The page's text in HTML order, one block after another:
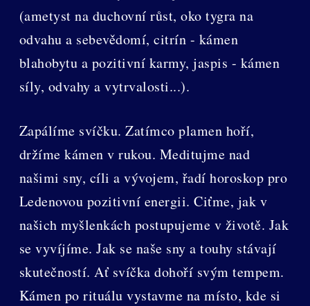
(ametyst na duchovní růst, oko tygra na
odvahu a sebevědomí, citrín - kámen
blahobytu a pozitivní karmy, jaspis - kámen
síly, odvahy a vytrvalosti...).
Zapálíme svíčku. Zatímco plamen hoří,
držíme kámen v rukou. Meditujme nad
našimi sny, cíli a vývojem, řadí horoskop pro
Ledenovou pozitivní energii. Ciťme, jak v
našich myšlenkách postupujeme v životě. Jak
se vyvíjíme. Jak se naše sny a touhy stávají
skutečností. Ať svíčka dohoří svým tempem.
Kámen po rituálu vystavme na místo, kde si